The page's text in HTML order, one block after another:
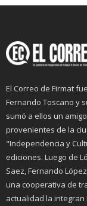
El Correo de Firmat
Fernando Toscano y
sumó a ellos un
provenientes de la
"Independencia y
ediciones. Luego de
Saez, Fernando
una cooperativa de
actualidad la integran